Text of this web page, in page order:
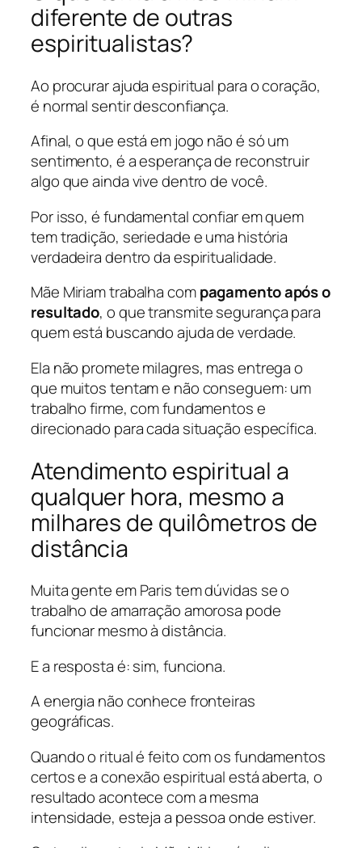
diferente de outras
espiritualistas?
Ao procurar ajuda espiritual para o coração,
é normal sentir desconfiança.
Afinal, o que está em jogo não é só um
sentimento, é a esperança de reconstruir
algo que ainda vive dentro de você.
Por isso, é fundamental confiar em quem
tem tradição, seriedade e uma história
verdadeira dentro da espiritualidade.
Mãe Miriam trabalha compagamento após o
resultado, o que transmite segurança para
quem está buscando ajuda de verdade.
Ela não promete milagres, mas entrega o
que muitos tentam e não conseguem: um
trabalho firme, com fundamentos e
direcionado para cada situação específica.
Atendimento espiritual a
qualquer hora, mesmo a
milhares de quilômetros de
distância
Muita gente em Paris tem dúvidas se o
trabalho de amarração amorosa pode
funcionar mesmo à distância.
E a resposta é: sim, funciona.
A energia não conhece fronteiras
geográficas.
Quando o ritual é feito com os fundamentos
certos e a conexão espiritual está aberta, o
resultado acontece com a mesma
intensidade, esteja a pessoa onde estiver.